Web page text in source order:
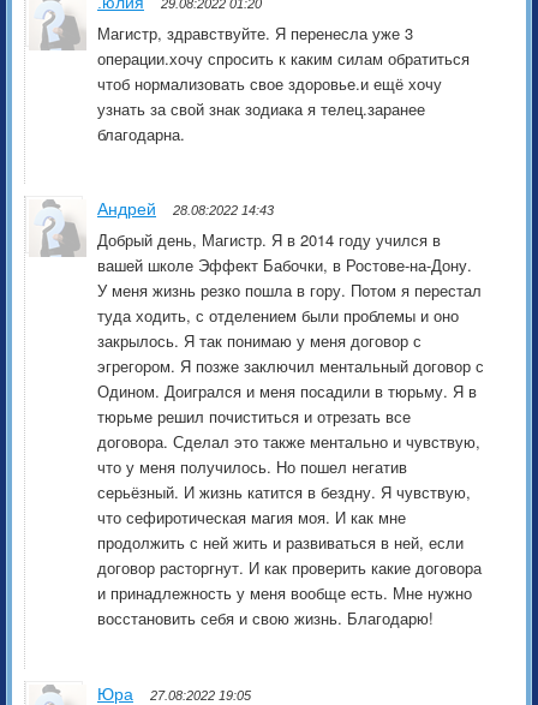
29.08:2022 01:20
Магистр, здравствуйте. Я перенесла уже 3
операции.хочу спросить к каким силам обратиться
чтоб нормализовать свое здоровье.и ещё хочу
узнать за свой знак зодиака я телец.заранее
благодарна.
Андрей 28.08:2022 14:43
Добрый день, Магистр. Я в 2014 году учился в
вашей школе Эффект Бабочки, в Ростове-на-Дону.
У меня жизнь резко пошла в гору. Потом я перестал
туда ходить, с отделением были проблемы и оно
закрылось. Я так понимаю у меня договор с
эгрегором. Я позже заключил ментальный договор с
Одином. Доигрался и меня посадили в тюрьму. Я в
тюрьме решил почиститься и отрезать все
договора. Сделал это также ментально и чувствую,
что у меня получилось. Но пошел негатив
серьёзный. И жизнь катится в бездну. Я чувствую,
что сефиротическая магия моя. И как мне
продолжить с ней жить и развиваться в ней, если
договор расторгнут. И как проверить какие договора
и принадлежность у меня вообще есть. Мне нужно
восстановить себя и свою жизнь. Благодарю!
Юра 27.08:2022 19:05